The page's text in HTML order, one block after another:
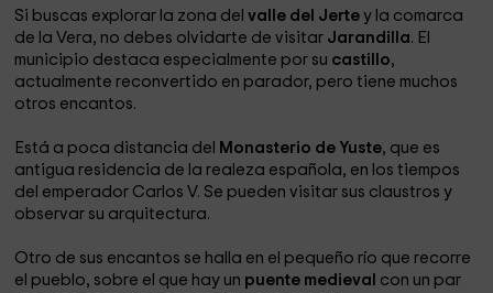
Si buscas explorar la zona del valle del Jerte y la comarca
de la Vera, no debes olvidarte de visitar Jarandilla. El
municipio destaca especialmente por su castillo,
actualmente reconvertido en parador, pero tiene muchos
otros encantos.
Está a poca distancia del Monasterio de Yuste, que es
antigua residencia de la realeza española, en los tiempos
del emperador Carlos V. Se pueden visitar sus claustros y
observar su arquitectura.
Otro de sus encantos se halla en el pequeño río que recorre
el pueblo, sobre el que hay un puente medieval con un par